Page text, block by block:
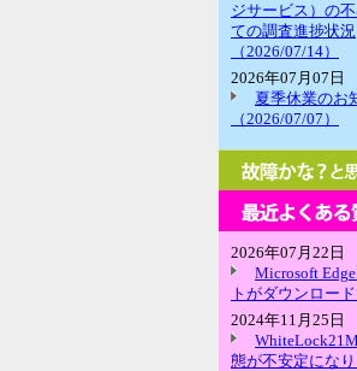
ジサービス）の
ての調査進捗状況
（2026/07/14）
2026年07月07日
夏季休業のお
（2026/07/07）
な？
思
っ
た
ら
く
あ
る
質
問
2026年07月22日
Microsoft
トがダウンロー
2024年11月25日
態が不安定にな